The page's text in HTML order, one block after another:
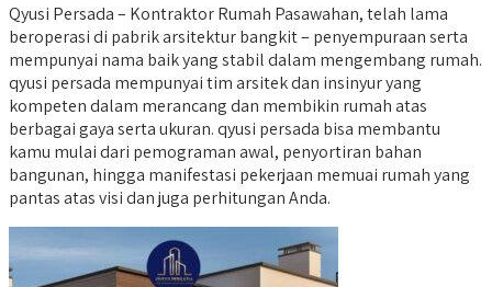
Qyusi Persada – Kontraktor Rumah Pasawahan, telah lama
beroperasi di pabrik arsitektur bangkit – penyempuraan serta
mempunyai nama baik yang stabil dalam mengembang rumah.
qyusi persada mempunyai tim arsitek dan insinyur yang
kompeten dalam merancang dan membikin rumah atas
berbagai gaya serta ukuran. qyusi persada bisa membantu
kamu mulai dari pemograman awal, penyortiran bahan
bangunan, hingga manifestasi pekerjaan memuai rumah yang
pantas atas visi dan juga perhitungan Anda.